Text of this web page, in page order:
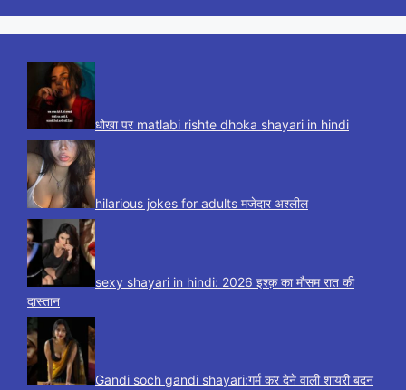
धोखा पर matlabi rishte dhoka shayari in hindi
hilarious jokes for adults मजेदार अश्लील
sexy shayari in hindi: 2026 इश्क़ का मौसम रात की
दास्तान
Gandi soch gandi shayari:गर्म कर देने वाली शायरी बदन